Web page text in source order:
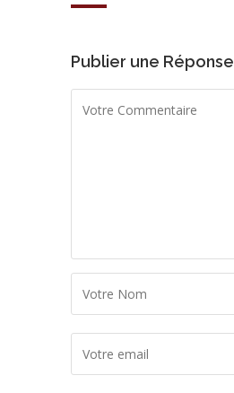
Publier une Réponse